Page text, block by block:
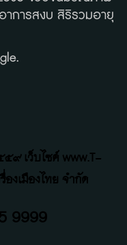
าการสงบ สิริรวมอายุ
๙ เว็บไซค์ www.T-
องเมืองไทย จำกัด
9999